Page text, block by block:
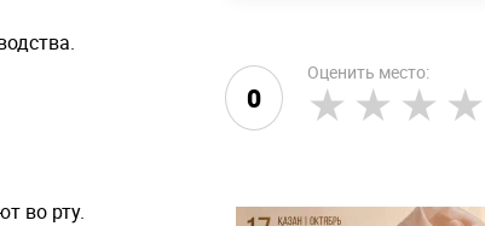
0
Оценить место:
во рту.